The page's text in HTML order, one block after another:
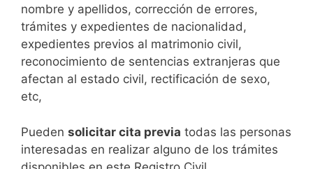
nombre y apellidos, corrección de errores,
trámites y expedientes de nacionalidad,
expedientes previos al matrimonio civil,
reconocimiento de sentencias extranjeras que
afectan al estado civil, rectificación de sexo,
etc,
​Pueden solicitar cita previa todas las personas
interesadas en realizar alguno de los trámites